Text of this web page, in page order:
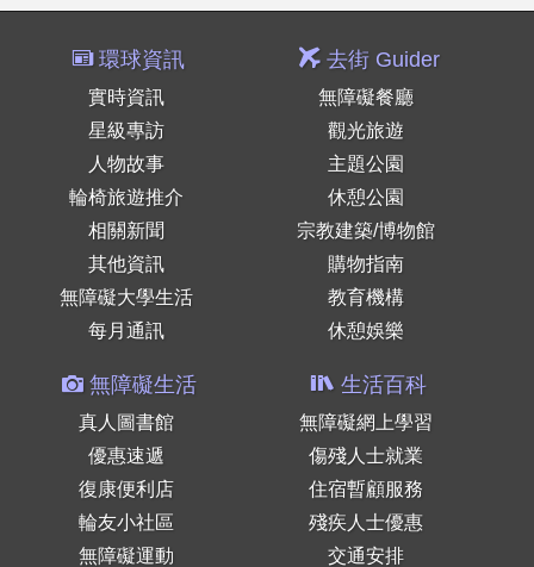
環球資訊
實時資訊
星級專訪
人物故事
輪椅旅遊推介
相關新聞
其他資訊
無障礙大學生活
每月通訊
去街 Guider
無障礙餐廳
觀光旅遊
主題公園
休憩公園
宗教建築/博物館
購物指南
教育機構
休憩娛樂
無障礙生活
真人圖書館
優惠速遞
復康便利店
輪友小社區
無障礙運動
生活百科
無障礙網上學習
傷殘人士就業
住宿暫顧服務
殘疾人士優惠
交通安排